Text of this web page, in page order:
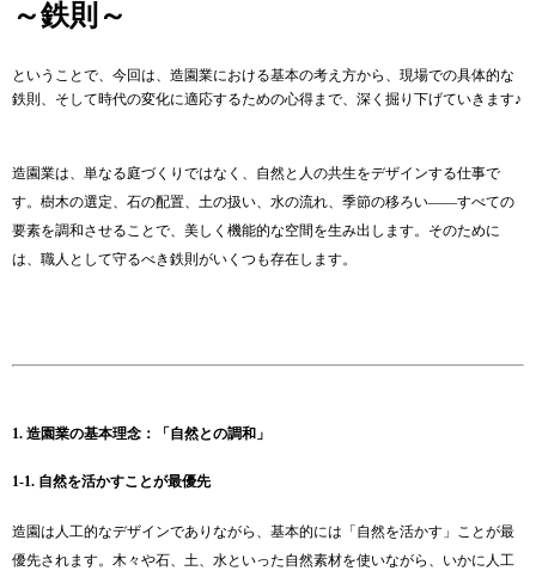
～鉄則～
ということで、今回は、造園業における基本の考え方から、現場での具体的な
鉄則、そして時代の変化に適応するための心得まで、深く掘り下げていきます♪
造園業は、単なる庭づくりではなく、自然と人の共生をデザインする仕事で
す。樹木の選定、石の配置、土の扱い、水の流れ、季節の移ろい――すべての
要素を調和させることで、美しく機能的な空間を生み出します。そのために
は、職人として守るべき鉄則がいくつも存在します。
1. 造園業の基本理念：「自然との調和」
1-1. 自然を活かすことが最優先
造園は人工的なデザインでありながら、基本的には「自然を活かす」ことが最
優先されます。木々や石、土、水といった自然素材を使いながら、いかに人工